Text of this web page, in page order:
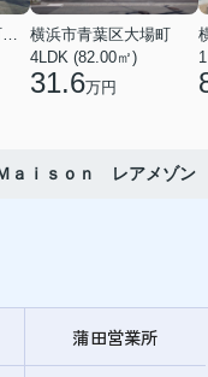
横浜市港北区下田町２丁目
横浜市青葉区大場町
4LDK (82.00㎡)
31.6万円
ａｉｓｏｎ レアメゾン
蒲田営業所